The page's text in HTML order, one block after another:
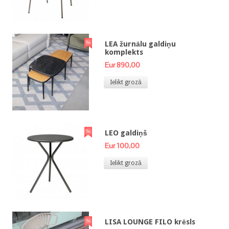
LEA žurnālu galdiņu
komplekts
Eur 890,00
Ielikt grozā
LEO galdiņš
Eur 100,00
Ielikt grozā
LISA LOUNGE FILO krēsls